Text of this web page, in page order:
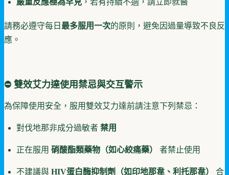
請務必遵守每日 最多服用一次的原則，避免因過量導致不良反
應。
⛔ 雙效艾力達使用禁忌與交互警示
為保障使用安全，服用雙效艾力達前請注意下列禁忌：
對伐地那非成分過敏者 禁用
正在服用 硝酸酯類藥物（如心絞痛藥） 者禁止使用
不建議與 HIV蛋白酶抑制劑（如印地那韋、利托那韋）
合